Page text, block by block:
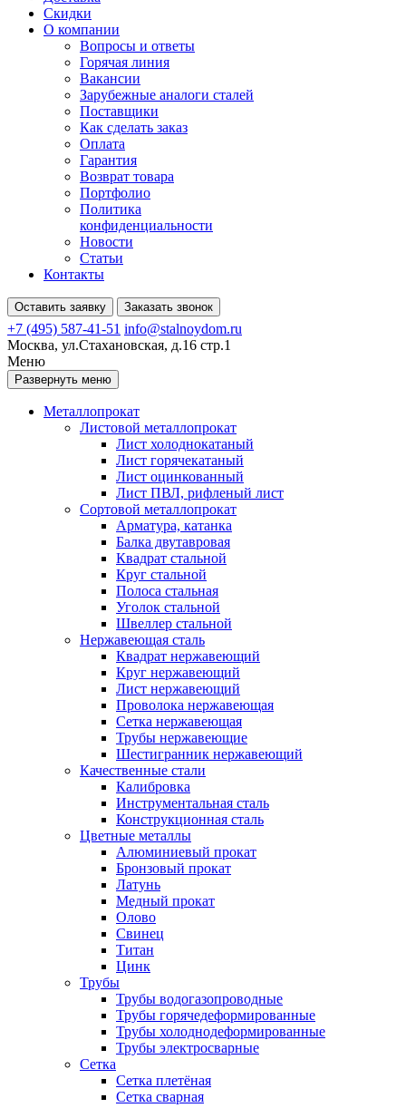
Скидки
О компании
Вопросы и ответы
Горячая линия
Вакансии
Зарубежные аналоги сталей
Поставщики
Как сделать заказ
Оплата
Гарантия
Возврат товара
Портфолио
Политика
конфиденциальности
Новости
Статьи
Контакты
Оставить заявку Заказать звонок
+7 (495) 587-41-51 info@stalnoydom.ru
Москва, ул.Стахановская, д.16 стр.1
Меню
Развернуть меню
Металлопрокат
Листовой металлопрокат
Лист холоднокатаный
Лист горячекатаный
Лист оцинкованный
Лист ПВЛ, рифленый лист
Сортовой металлопрокат
Арматура, катанка
Балка двутавровая
Квадрат стальной
Круг стальной
Полоса стальная
Уголок стальной
Швеллер стальной
Нержавеющая сталь
Квадрат нержавеющий
Круг нержавеющий
Лист нержавеющий
Проволока нержавеющая
Сетка нержавеющая
Трубы нержавеющие
Шестигранник нержавеющий
Качественные стали
Калибровка
Инструментальная сталь
Конструкционная сталь
Цветные металлы
Алюминиевый прокат
Бронзовый прокат
Латунь
Медный прокат
Олово
Свинец
Титан
Цинк
Трубы
Трубы водогазопроводные
Трубы горячедеформированные
Трубы холоднодеформированные
Трубы электросварные
Сетка
Сетка плетёная
Сетка сварная